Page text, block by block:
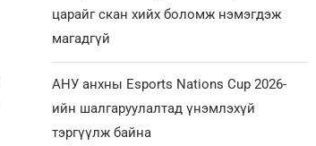
царайг скан хийх боломж нэмэгдэж
магадгүй
АНУ анхны Esports Nations Cup 2026-
ийн шалгаруулалтад үнэмлэхүй
тэргүүлж байна